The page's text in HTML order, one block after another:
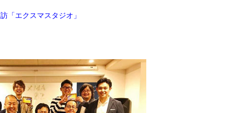
「エクスマスタジオ」